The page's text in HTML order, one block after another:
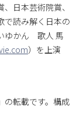
日本芸術院賞、
で読み解く日本の
ゆかん 歌人 馬
）を上演
の転載です。構成